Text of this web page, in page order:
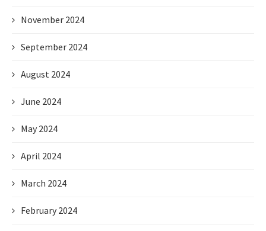
November 2024
September 2024
August 2024
June 2024
May 2024
April 2024
March 2024
February 2024